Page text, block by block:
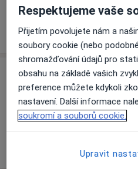
Zkušenosti
Tel. +420 582 391 247.
Ceník
Informace o službách a
Tento specialista ještě
Respektujeme vaše
Přijetím povolujete nám a
soubory cookie (nebo
shromažďování údajů pro
obsahu na základě vašich
preference můžete kdykoli
nastavení. Další informace
soukromí a souborů cookie.
Upravit